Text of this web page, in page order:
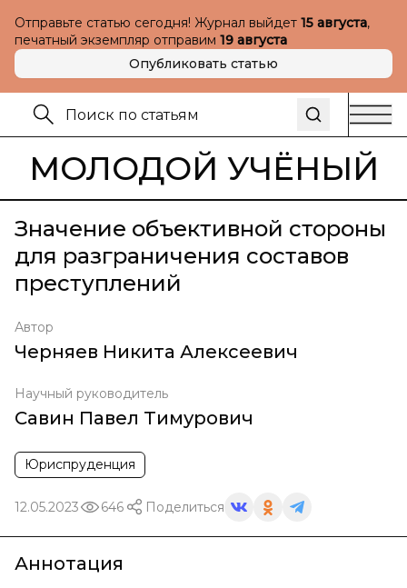
Отправьте статью сегодня! Журнал выйдет 15 августа,
печатный экземпляр отправим 19 августа
Опубликовать статью
МОЛОДОЙ УЧЁНЫЙ
Значение объективной стороны
для разграничения составов
преступлений
Автор
Черняев Никита Алексеевич
Научный руководитель
Савин Павел Тимурович
Юриспруденция
12.05.2023 646 Поделиться
Аннотация